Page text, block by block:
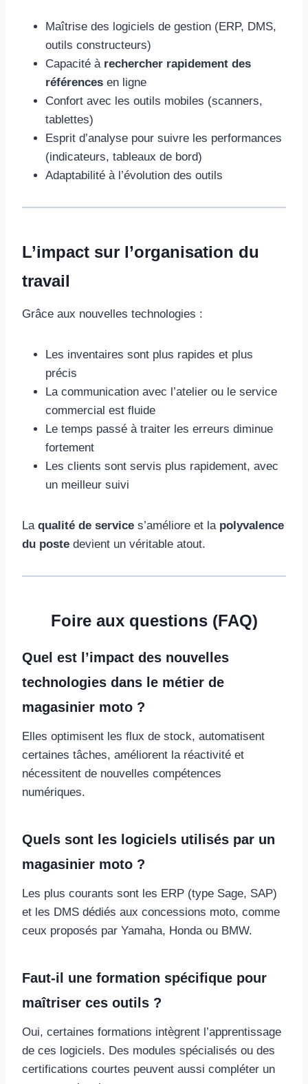
Maîtrise des logiciels de gestion (ERP, DMS,
outils constructeurs)
Capacité à rechercher rapidement des
références en ligne
Confort avec les outils mobiles (scanners,
tablettes)
Esprit d’analyse pour suivre les performances
(indicateurs, tableaux de bord)
Adaptabilité à l’évolution des outils
L’impact sur l’organisation du
travail
Grâce aux nouvelles technologies :
Les inventaires sont plus rapides et plus
précis
La communication avec l’atelier ou le service
commercial est fluide
Le temps passé à traiter les erreurs diminue
fortement
Les clients sont servis plus rapidement, avec
un meilleur suivi
La qualité de service s’améliore et la polyvalence
du poste devient un véritable atout.
Foire aux questions (FAQ)
Quel est l’impact des nouvelles
technologies dans le métier de
magasinier moto ?
Elles optimisent les flux de stock, automatisent
certaines tâches, améliorent la réactivité et
nécessitent de nouvelles compétences
numériques.
Quels sont les logiciels utilisés par un
magasinier moto ?
Les plus courants sont les ERP (type Sage, SAP)
et les DMS dédiés aux concessions moto, comme
ceux proposés par Yamaha, Honda ou BMW.
Faut-il une formation spécifique pour
maîtriser ces outils ?
Oui, certaines formations intègrent l’apprentissage
de ces logiciels. Des modules spécialisés ou des
certifications courtes peuvent aussi compléter un